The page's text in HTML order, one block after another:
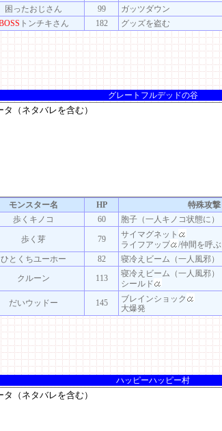
困ったおじさん
99 ガッツダウン
トンチキさん 182 グッズを盗む
グレートフルデッドの谷
モンスター名 HP 特殊攻撃
歩くキノコ
60 胞子（一人キノコ状態に）
歩く芽 79
サイマグネット
ライフアップ
/仲間を呼ぶ
ひとくちユーホー 82 寝冷えビーム（一人風邪）
クルーン
113
寝冷えビーム（一人風邪）
シールド
だいウッドー 145
ブレインショック
大爆発
ハッピーハッピー村